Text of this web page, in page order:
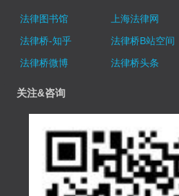
法律图书馆 上海法律网
法律桥-知乎
法律桥B站空间
法律桥微博
法律桥头条
关注&咨询